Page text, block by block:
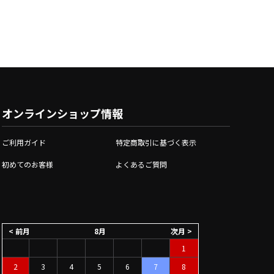
オンラインショップ情報
ご利用ガイド 特定商取引に基づく表示
初めてのお客様 よくあるご質問
8月
< 前月
次月 >
1
2
3 4 5 6 7 8